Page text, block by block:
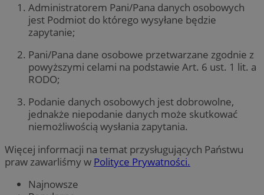
Administratorem Pani/Pana danych osobowych
jest Podmiot do którego wysyłane będzie
zapytanie;
Pani/Pana dane osobowe przetwarzane zgodnie z
powyższymi celami na podstawie Art. 6 ust. 1 lit. a
RODO;
Podanie danych osobowych jest dobrowolne,
jednakże niepodanie danych może skutkować
niemożliwością wysłania zapytania.
Więcej informacji na temat przysługujących Państwu
praw zawarliśmy w Polityce Prywatności.
Najnowsze